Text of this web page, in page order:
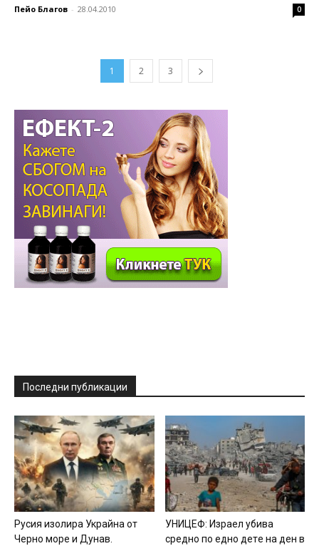
Пейо Благов - 28.04.2010 0
1 2 3
Последни публикации
Pycия изoлиpa Укpaйнa oт
Чepнo мope и Дyнaв.
УHИЦEФ: Изpaeл yбивa
cpeднo пo eднo дeтe нa дeн в